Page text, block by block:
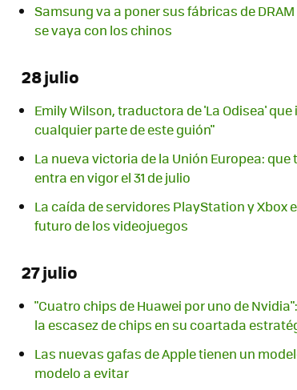
Samsung va a poner sus fábricas de
se vaya con los chinos
28 julio
Emily Wilson, traductora de 'La Odisea'
cualquier parte de este guión"
La nueva victoria de la Unión Europea:
entra en vigor el 31 de julio
La caída de servidores PlayStation y Xbox
futuro de los videojuegos
27 julio
"Cuatro chips de Huawei por uno de
la escasez de chips en su coartada
Las nuevas gafas de Apple tienen un
modelo a evitar